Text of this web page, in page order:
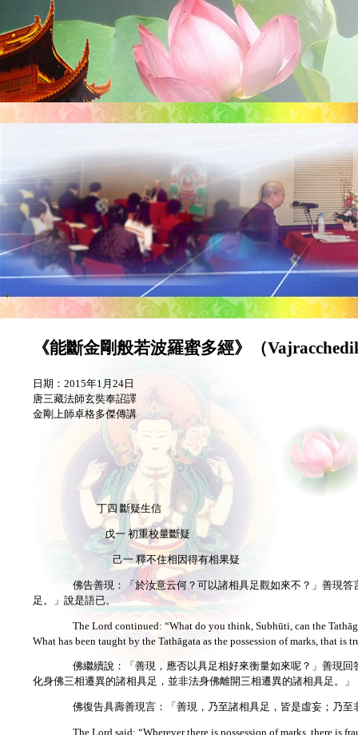
《能斷金剛般若波羅蜜多經》（
日期：2015年1月24日
唐三藏法師玄奘奉詔譯
金剛上師卓格多傑傳講
丁四 斷疑生信
戊一 初重校量斷疑
己一 釋不住相因得有相果疑
佛告善現：「於汝意云何？可以諸相具足觀如來不？」善現
足。」說是語已。
The Lord continued: “What do you think, Subhūti, can the
What has been taught by the Tathāgata as the possession of marks, that is
佛繼續說：「善現，應否以具足相好來衡量如來呢？」善現
化身佛三相遷異的諸相具足，並非法身佛離開三相遷異的諸相具足。」
佛復告具壽善現言：「善現，乃至諸相具足，皆是虛妄；乃
The Lord said: “Wherever there is possession of marks, there is